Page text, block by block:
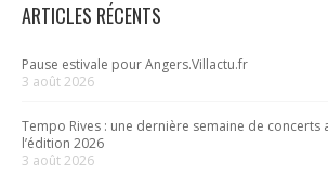
ARTICLES RÉCENTS
Pause estivale pour Angers.Villactu.fr
3 août 2026
Tempo Rives : une dernière semaine de concerts
l’édition 2026
3 août 2026